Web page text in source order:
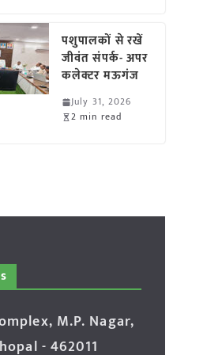
पशुपालकों से रखें
जीवंत संपर्क- अपर
कलेक्टर मऊगंज
July 31, 2026
2 min read
M.P. Nagar,
- 462011